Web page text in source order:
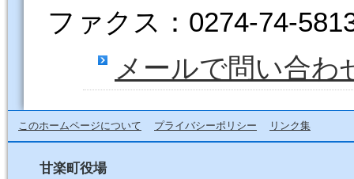
ファクス：0274-74-
メールで問い合わ
このホームページについて プライバシーポリシー リンク集
甘楽町役場